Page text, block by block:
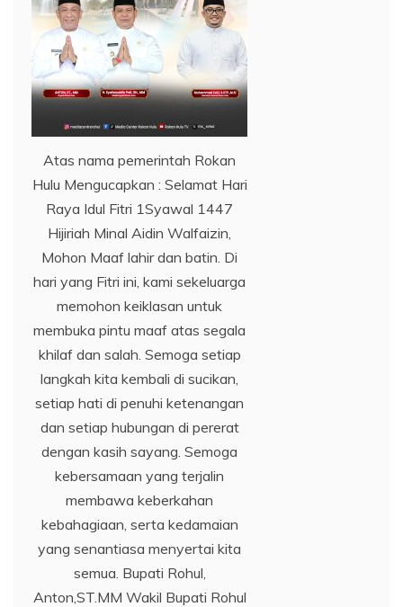
Atas nama pemerintah Rokan
Hulu Mengucapkan : Selamat Hari
Raya Idul Fitri 1Syawal 1447
Hijiriah Minal Aidin Walfaizin,
Mohon Maaf lahir dan batin. Di
hari yang Fitri ini, kami sekeluarga
memohon keiklasan untuk
membuka pintu maaf atas segala
khilaf dan salah. Semoga setiap
langkah kita kembali di sucikan,
setiap hati di penuhi ketenangan
dan setiap hubungan di pererat
dengan kasih sayang. Semoga
kebersamaan yang terjalin
membawa keberkahan
kebahagiaan, serta kedamaian
yang senantiasa menyertai kita
semua. Bupati Rohul,
Anton,ST.MM Wakil Bupati Rohul